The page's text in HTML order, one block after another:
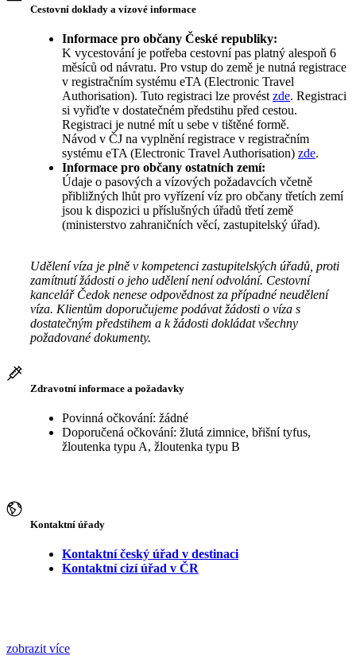
Cestovní doklady a vízové informace
Informace pro občany České republiky:
K vycestování je potřeba cestovní pas platný alespoň 6
měsíců od návratu. Pro vstup do země je nutná registrace
v registračním systému eTA (Electronic Travel
Authorisation). Tuto registraci lze provést zde. Registraci
si vyřiďte v dostatečném předstihu před cestou.
Registraci je nutné mít u sebe v tištěné formě.
Návod v ČJ na vyplnění registrace v registračním
systému eTA (Electronic Travel Authorisation) zde.
Informace pro občany ostatních zemí:
Údaje o pasových a vízových požadavcích včetně
přibližných lhůt pro vyřízení víz pro občany třetích zemí
jsou k dispozici u příslušných úřadů třetí země
(ministerstvo zahraničních věcí, zastupitelský úřad).
Udělení víza je plně v kompetenci zastupitelských úřadů, proti
zamítnutí žádosti o jeho udělení není odvolání. Cestovní
kancelář Čedok nenese odpovědnost za případné neudělení
víza. Klientům doporučujeme podávat žádosti o víza s
dostatečným předstihem a k žádosti dokládat všechny
požadované dokumenty.
Zdravotní informace a požadavky
Povinná očkování: žádné
Doporučená očkování: žlutá zimnice, břišní tyfus,
žloutenka typu A, žloutenka typu B
Kontaktní úřady
Kontaktní český úřad v destinaci
Kontaktní cizí úřad v ČR
zobrazit více